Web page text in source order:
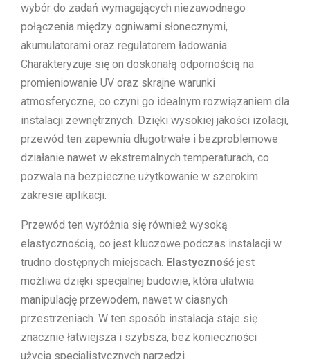
wybór do zadań wymagających niezawodnego
połączenia między ogniwami słonecznymi,
akumulatorami oraz regulatorem ładowania.
Charakteryzuje się on doskonałą odpornością na
promieniowanie UV oraz skrajne warunki
atmosferyczne, co czyni go idealnym rozwiązaniem dla
instalacji zewnętrznych. Dzięki wysokiej jakości izolacji,
przewód ten zapewnia długotrwałe i bezproblemowe
działanie nawet w ekstremalnych temperaturach, co
pozwala na bezpieczne użytkowanie w szerokim
zakresie aplikacji.
Przewód ten wyróżnia się również wysoką
elastycznością, co jest kluczowe podczas instalacji w
trudno dostępnych miejscach. Elastyczność jest
możliwa dzięki specjalnej budowie, która ułatwia
manipulację przewodem, nawet w ciasnych
przestrzeniach. W ten sposób instalacja staje się
znacznie łatwiejsza i szybsza, bez konieczności
użycia specjalistycznych narzędzi.